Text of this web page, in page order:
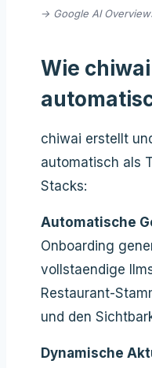
→ Google AI
Wie
chiwai erstellt
automatisch als
Stacks:
Automatische
Onboarding
vollstaendige
Restaurant-
und den
Dynamische